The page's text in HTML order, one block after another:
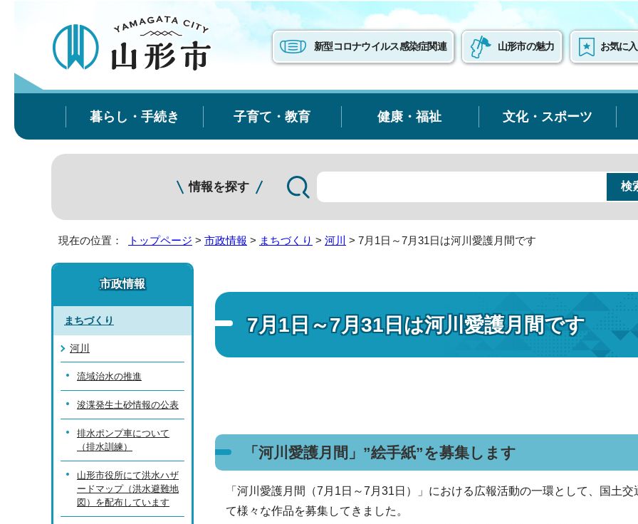
新型コロナウイルス感染症関連 山形市の魅力 お気に
暮らし・手続き 子育て・教育 健康・福祉 文化・スポーツ
情報を探す
現在の位置： トップページ > 市政情報 > まちづくり > 河川 > 7月1日～7月31日は河川愛護月間です
7月1日～7月31日は河川愛護月間です
「河川愛護月間」”絵手紙”を募集します
「河川愛護月間（7月1日～7月31日）」における広報活動の一環として、国土
て様々な作品を募集してきました。
市政情報
まちづくり
河川
流域治水の推進
浚渫発生土砂情報の公表
排水ポンプ車について
（排水訓練）
山形市役所にて洪水ハザ
ードマップ（洪水避難地
図）を配布しています